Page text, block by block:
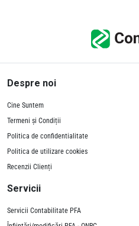
Despre noi
Cine Suntem
Termeni și Condiții
Politica de confidentialitate
Politica de utilizare cookies
Recenzii Clienți
Servicii
Servicii Contabilitate PFA